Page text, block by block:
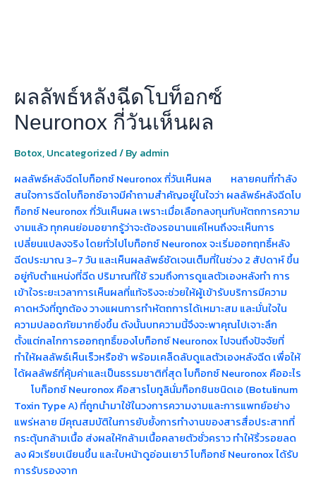
ผลลัพธ์หลังฉีดโบท็อกซ์
Neuronox กี่วันเห็นผล
Botox,Uncategorized/ By admin
ผลลัพธ์หลังฉีดโบท็อกซ์ Neuronox กี่วันเห็นผล หลายคนที่กำลัง
สนใจการฉีดโบท็อกซ์อาจมีคำถามสำคัญอยู่ในใจว่า ผลลัพธ์หลังฉีดโบ
ท็อกซ์ Neuronox กี่วันเห็นผล เพราะเมื่อเลือกลงทุนกับหัตถการความ
งามแล้ว ทุกคนย่อมอยากรู้ว่าจะต้องรอนานแค่ไหนถึงจะเห็นการ
เปลี่ยนแปลงจริง โดยทั่วไปโบท็อกซ์ Neuronox จะเริ่มออกฤทธิ์หลัง
ฉีดประมาณ 3–7 วัน และเห็นผลลัพธ์ชัดเจนเต็มที่ในช่วง 2 สัปดาห์ ขึ้น
อยู่กับตำแหน่งที่ฉีด ปริมาณที่ใช้ รวมถึงการดูแลตัวเองหลังทำ การ
เข้าใจระยะเวลาการเห็นผลที่แท้จริงจะช่วยให้ผู้เข้ารับบริการมีความ
คาดหวังที่ถูกต้อง วางแผนการทำหัตถการได้เหมาะสม และมั่นใจใน
ความปลอดภัยมากยิ่งขึ้น ดังนั้นบทความนี้จึงจะพาคุณไปเจาะลึก
ตั้งแต่กลไกการออกฤทธิ์ของโบท็อกซ์ Neuronox ไปจนถึงปัจจัยที่
ทำให้ผลลัพธ์เห็นเร็วหรือช้า พร้อมเคล็ดลับดูแลตัวเองหลังฉีด เพื่อให้
ได้ผลลัพธ์ที่คุ้มค่าและเป็นธรรมชาติที่สุด โบท็อกซ์ Neuronox คืออะไร
โบท็อกซ์ Neuronox คือสารโบทูลินั่มท็อกซินชนิดเอ (Botulinum
Toxin Type A) ที่ถูกนำมาใช้ในวงการความงามและการแพทย์อย่าง
แพร่หลาย มีคุณสมบัติในการยับยั้งการทำงานของสารสื่อประสาทที่
กระตุ้นกล้ามเนื้อ ส่งผลให้กล้ามเนื้อคลายตัวชั่วคราว ทำให้ริ้วรอยลด
ลง ผิวเรียบเนียนขึ้น และใบหน้าดูอ่อนเยาว์ โบท็อกซ์ Neuronox ได้รับ
การรับรองจาก